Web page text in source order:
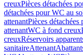
creuxPièces détachées
détachées pour WC au
attenantPièces
attenantWC à fond creux
creuxRéservoirs
sanitaireAttenant